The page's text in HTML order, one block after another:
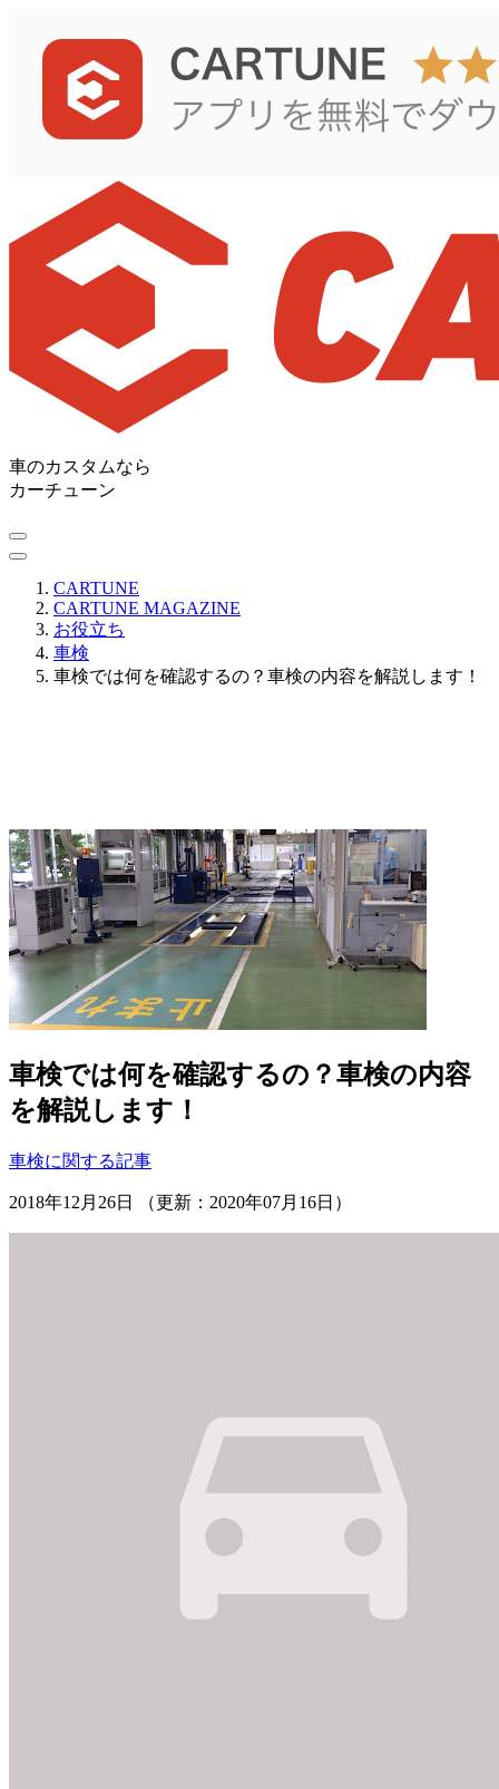
車のカスタムなら
カーチューン
CARTUNE
CARTUNE MAGAZINE
お役立ち
車検
車検では何を確認するの？車検の内容を解説します！
車検では何を確認するの？車検の内容
を解説します！
車検に関する記事
2018年12月26日 （更新：2020年07月16日）